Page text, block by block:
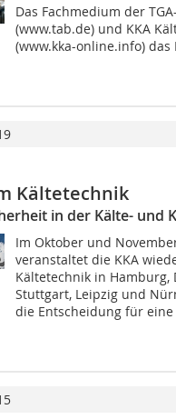
Das Fachmedium der
(www.tab.de) und KKA
(www.kka-online.info) das
Kältetechnik
in der Kälte- und
Im Oktober und
veranstaltet die KKA
Kältetechnik in Hamburg,
Stuttgart, Leipzig und
die Entscheidung für eine